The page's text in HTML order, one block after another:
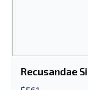
Recusandae